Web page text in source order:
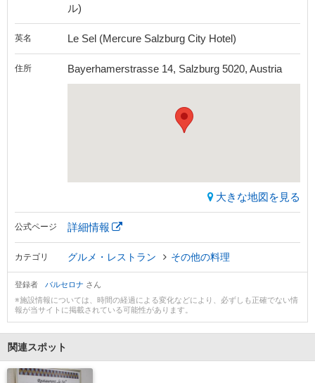
ル)
英名 Le Sel (Mercure Salzburg City Hotel)
住所 Bayerhamerstrasse 14, Salzburg 5020, Austria
大きな地図を見る
公式ページ 詳細情報
カテゴリ グルメ・レストラン その他の料理
登録者 バルセロナ さん
※施設情報については、時間の経過による変化などにより、必ずしも正確でない情
報が当サイトに掲載されている可能性があります。
関連スポット